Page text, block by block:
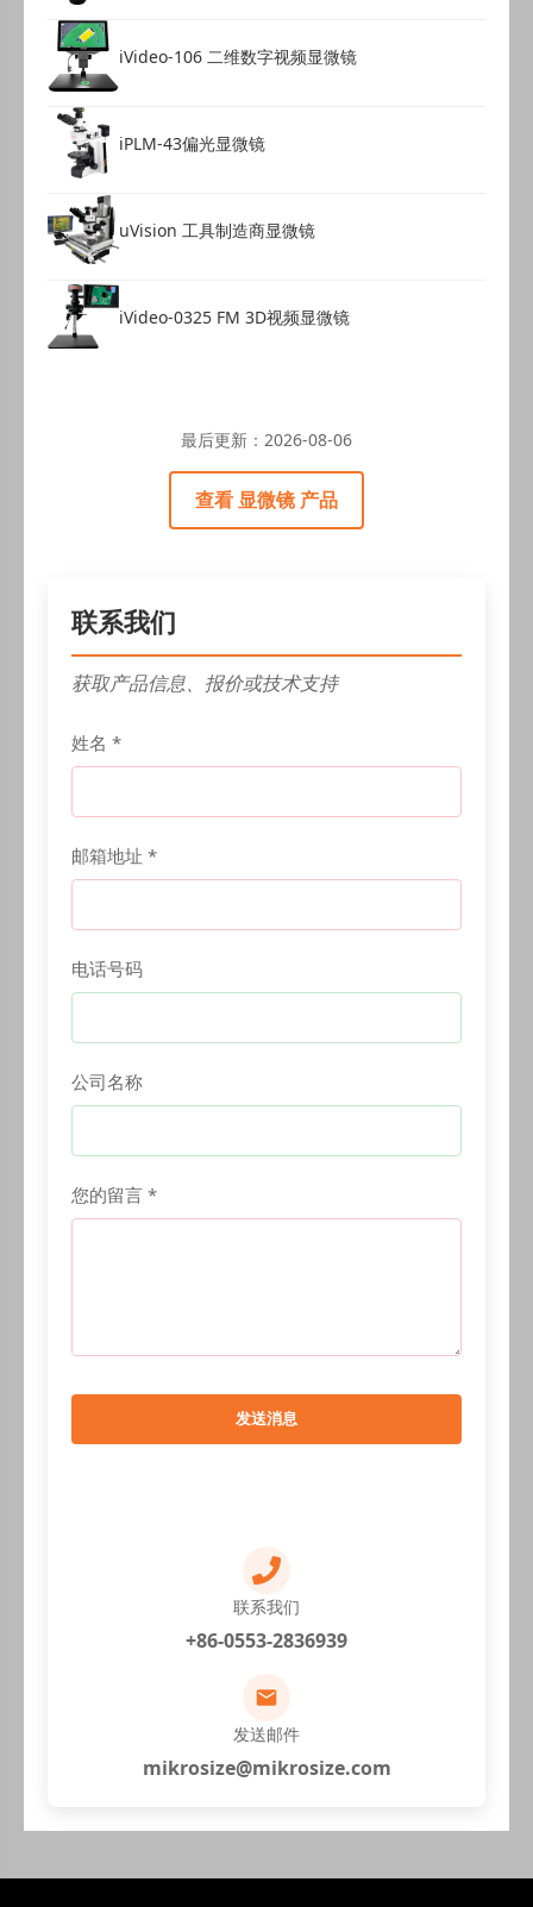
iVideo-106 二维数字视频显微镜
iPLM-43偏光显微镜
uVision 工具制造商显微镜
iVideo-0325 FM 3D视频显微镜
最后更新： 2026-08-06
查看 显微镜 产品
联系我们
获取产品信息、报价或技术支持
姓名 *
邮箱地址 *
电话号码
公司名称
您的留言 *
发送消息
联系我们
+86-0553-2836939
发送邮件
mikrosize@mikrosize.com